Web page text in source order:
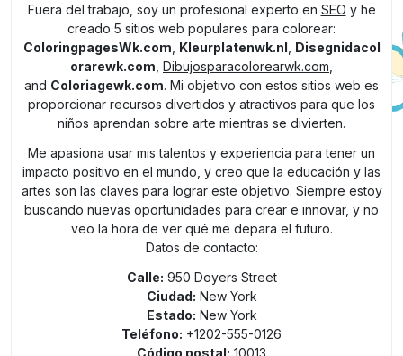
Fuera del trabajo, soy un profesional experto en SEO y he
creado 5 sitios web populares para colorear:
ColoringpagesWk.com Kleurplatenwk.nl Disegnidacol
orarewk.com Dibujosparacolorearwk.com
and Coloriagewk.com. Mi objetivo con estos sitios web es
proporcionar recursos divertidos y atractivos para que los
niños aprendan sobre arte mientras se divierten.
Me apasiona usar mis talentos y experiencia para tener un
impacto positivo en el mundo, y creo que la educación y las
artes son las claves para lograr este objetivo. Siempre estoy
buscando nuevas oportunidades para crear e innovar, y no
veo la hora de ver qué me depara el futuro.
Datos de contacto:
Calle: 950 Doyers Street
Ciudad: New York
Estado: New York
Teléfono: +1202-555-0126
Código postal: 10013